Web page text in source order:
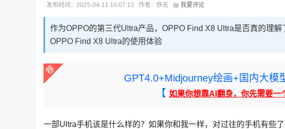
发布时间：2025-04-11 10:07:13 作者：佚名 我要评论
作为OPPO的第三代Ultra产品，OPPO Find X8 Ultra是否真的理
OPPO Find X8 Ultra的使用体验
GPT4.0+Midjourney绘画+国内大模
【 如果你想靠AI翻身，你先需要一
一部Ultra手机该是什么样的？如果你和我一样，对过往的手机有些